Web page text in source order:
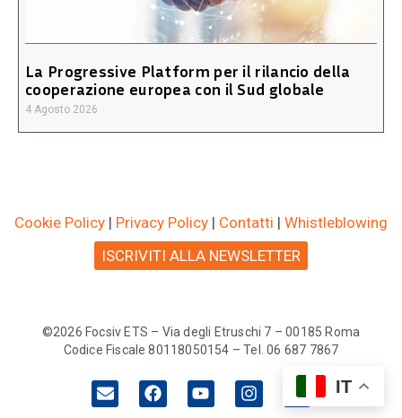
La Progressive Platform per il rilancio della
cooperazione europea con il Sud globale
4 Agosto 2026
Cookie Policy | Privacy Policy | Contatti | Whistleblowing
ISCRIVITI ALLA NEWSLETTER
©2026 Focsiv ETS – Via degli Etruschi 7 – 00185 Roma
Codice Fiscale 80118050154 – Tel. 06 687 7867
IT